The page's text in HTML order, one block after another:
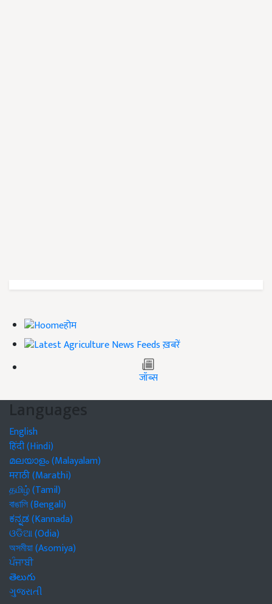
होम
ख़बरें
जॉब्स
Languages
English
हिंदी (Hindi)
മലയാളം (Malayalam)
मराठी (Marathi)
தமிழ் (Tamil)
বাঙালি (Bengali)
ಕನ್ನಡ (Kannada)
ଓଡିଆ (Odia)
অসমীয়া (Asomiya)
ਪੰਜਾਬੀ
తెలుగు
ગુજરાતી